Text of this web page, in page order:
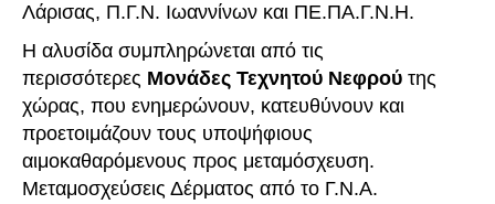
Λάρισας, Π.Γ.Ν. Ιωαννίνων και ΠΕ.ΠΑ.Γ.Ν.Η.
Η αλυσίδα συμπληρώνεται από τις
περισσότερες Μονάδες Τεχνητού Νεφρού της
χώρας, που ενημερώνουν, κατευθύνουν και
προετοιμάζουν τους υποψήφιους
αιμοκαθαρόμενους προς μεταμόσχευση.
Μεταμοσχεύσεις Δέρματος από το Γ.Ν.Α.